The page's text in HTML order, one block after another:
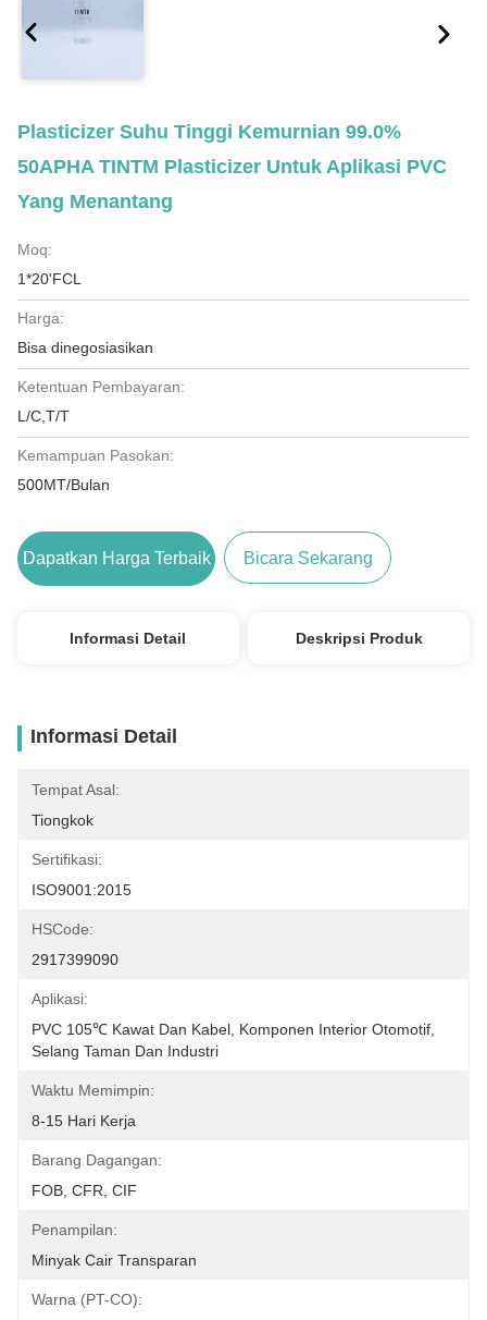
Plasticizer Suhu Tinggi Kemurnian 99.0%
50APHA TINTM Plasticizer Untuk Aplikasi PVC
Yang Menantang
Moq:
1*20'FCL
Harga:
Bisa dinegosiasikan
Ketentuan Pembayaran:
L/C,T/T
Kemampuan Pasokan:
500MT/Bulan
Dapatkan Harga Terbaik Bicara Sekarang
Informasi Detail Deskripsi Produk
Informasi Detail
Tempat Asal:
Tiongkok
Sertifikasi:
ISO9001:2015
HSCode:
2917399090
Aplikasi:
PVC 105℃ Kawat Dan Kabel, Komponen Interior Otomotif,
Selang Taman Dan Industri
Waktu Memimpin:
8-15 Hari Kerja
Barang Dagangan:
FOB, CFR, CIF
Penampilan:
Minyak Cair Transparan
Warna (PT-CO):